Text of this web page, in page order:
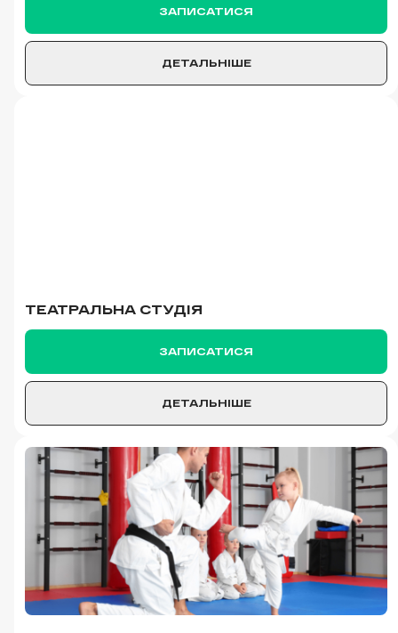
ЗАПИСАТИСЯ
ДЕТАЛЬНІШЕ
ТЕАТРАЛЬНА СТУДІЯ
ЗАПИСАТИСЯ
ДЕТАЛЬНІШЕ